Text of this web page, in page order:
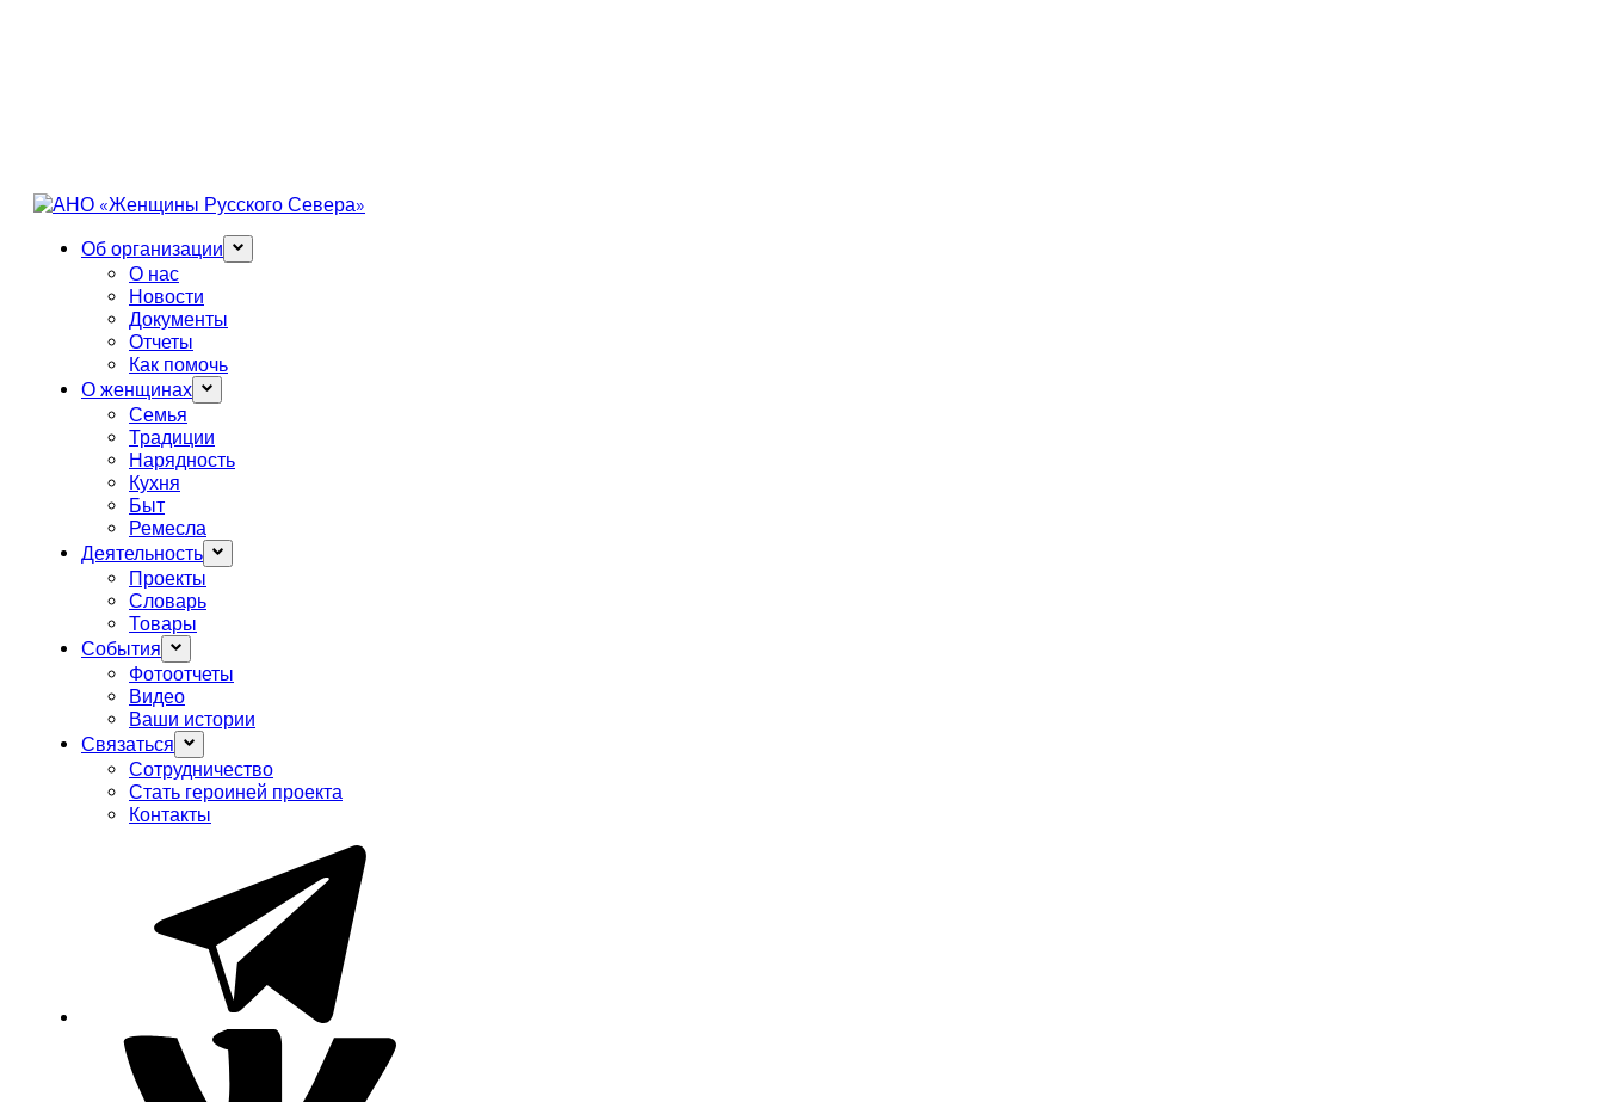
Об организации
О нас
Новости
Документы
Отчеты
Как помочь
О женщинах
Семья
Традиции
Нарядность
Кухня
Быт
Ремесла
Деятельность
Проекты
Словарь
Товары
События
Фотоотчеты
Видео
Ваши истории
Связаться
Сотрудничество
Стать героиней проекта
Контакты